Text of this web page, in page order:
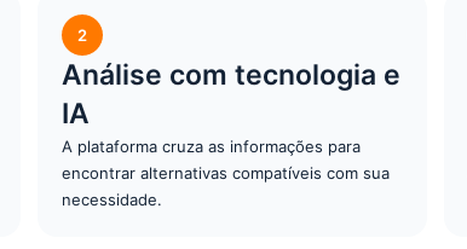
2
Análise com tecnologia e
IA
A plataforma cruza as informações para
encontrar alternativas compatíveis com sua
necessidade.